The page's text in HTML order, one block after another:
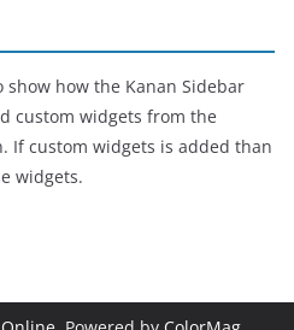
how the Kanan Sidebar
custom widgets from the
If custom widgets is added than
widgets.